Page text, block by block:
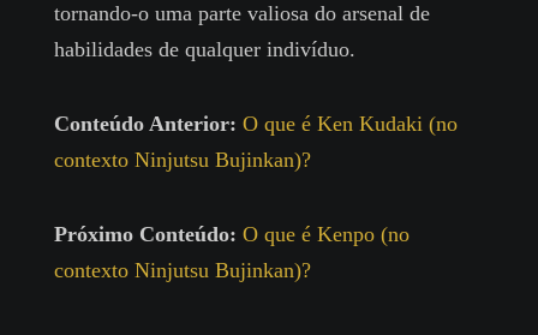
tornando-o uma parte valiosa do arsenal de
habilidades de qualquer indivíduo.
Conteúdo Anterior: O que é Ken Kudaki (no
contexto Ninjutsu Bujinkan)?
Próximo Conteúdo: O que é Kenpo (no
contexto Ninjutsu Bujinkan)?